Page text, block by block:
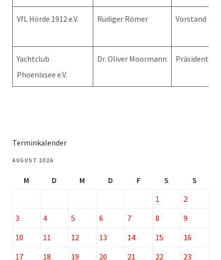
VfL Hörde 1912 e.V. Rüdiger Römer Vorstand
Yachtclub
Phoenixsee e.V.
Dr. Oliver Moormann Präsident
Terminkalender
AUGUST 2026
M D M D F S
S
1
2
3
4 5 6 7 8
9
10
11 12 13 14 15
16
17
18 19 20 21 22
23